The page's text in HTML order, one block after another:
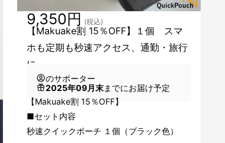
【Makuake割 15％OFF】１個 スマ
ホも定期も秒速アクセス、通勤・旅行
に
9,350円 (税込)
のサポーター
2025年09月末までにお届け予定
【Makuake割 15％OFF】
■セット内容
秒速クイックポーチ １個（ブラック色）